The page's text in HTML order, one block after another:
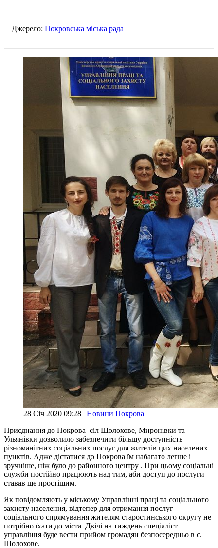
Джерело: Покровська міська рада
28 Січ 2020 09:28 | Новини Покрова
Приєднання до Покрова сіл Шолохове, Миронівки та
Ульянівки дозволило забезпечити більшу доступність
різноманітних соціальних послуг для жителів цих населених
пунктів. Адже дістатися до Покрова їм набагато легше і
зручніше, ніж було до районного центру . При цьому соціальні
служби постійно працюють над тим, аби доступ до послуги
ставав ще простішим.
Як повідомляють у міському Управлінні праці та соціального
захисту населення, відтепер для отримання послуг
соціального спрямування жителям старостинського округу не
потрібно їхати до міста. Двічі на тиждень спеціаліст
управління буде вести прийом громадян безпосередньо в с.
Шолохове.